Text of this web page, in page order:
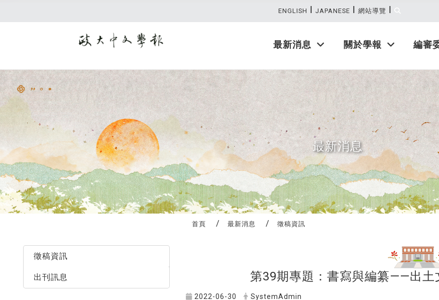
最新消息 關於學報 編審
ENGLISH | JAPANESE | 網站導覽 |
最新消息
徵稿資訊
出刊訊息
首頁 最新消息 徵稿資訊
第39期專題：書寫與編纂——出土
2022-06-30 SystemAdmin